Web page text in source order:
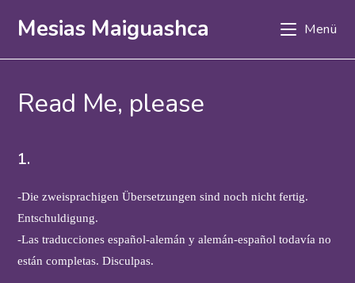
Mesias Maiguashca Menü
Read Me, please
1.
-Die zweisprachigen Übersetzungen sind noch nicht fertig.
Entschuldigung.
-Las traducciones español-alemán y alemán-español todavía no
están completas. Disculpas.